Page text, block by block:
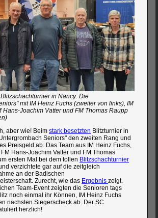
in Nancy: Die
mit IM Heinz Fuchs (zweiter von links), IM
Hans-Joachim Vatter und FM Thomas Raupp
aber wie! Beim stark besetzten Blitzturnier in
Seniors" den zweiten Rang und
Preisgeld ab. Das Team aus IM Heinz Fuchs,
Hans-Joachim Vatter und FM Thomas
ersten Mal bei dem tollen Blitzschachturnier
verzichtete gar auf die zeitgleich
an der Badischen
Zurecht, wie das Ergebnis zeigt.
Team-Event zeigten die Senioren tags
noch einmal ihr Können, IM Heinz Fuchs
nächsten Siegerscheck ab. Der SC
herzlich!